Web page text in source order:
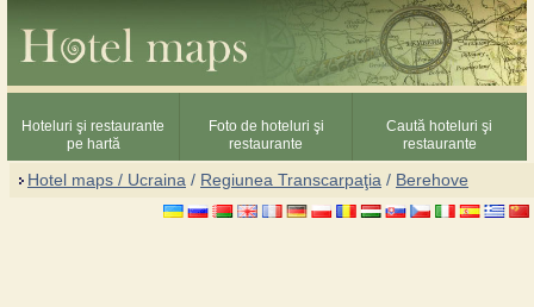
Hoteluri şi restaurante
pe hartă
Foto de hoteluri şi
restaurante
Caută hoteluri şi
restaurante
Hotel maps / Ucraina / Regiunea Transcarpaţia / Berehove